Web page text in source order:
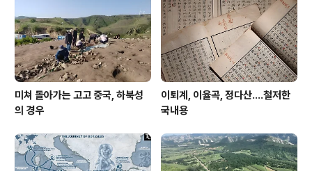
라가 망했다고 느낄 뿐이다. 사실 우리가 조선이 왜 망했는
지 이 부분을 깊게 파고 들어가지 못하면, 우리의 후손들이
우리를 놀았다, 못났다고 느끼는..
미쳐 돌아가는 고고 중국, 하북성
의 경우
이퇴계, 이율곡, 정다산....철저한
국내용